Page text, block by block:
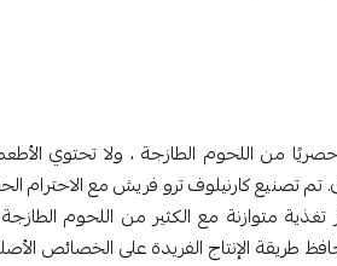
من اللحوم الطازجة ، ولا تحتوي
تصنيع كارنيلوف ترو فريش مع الاحترام
تغذية متوازنة مع الكثير من اللحوم
طريقة الإنتاج الفريدة على الخصائص